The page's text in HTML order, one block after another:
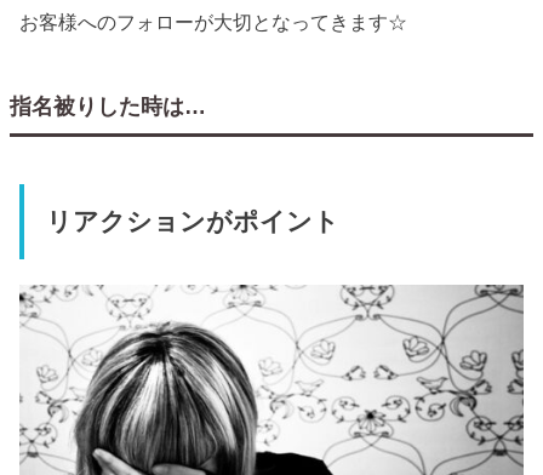
お客様へのフォローが大切となってきます☆
指名被りした時は…
リアクションがポイント